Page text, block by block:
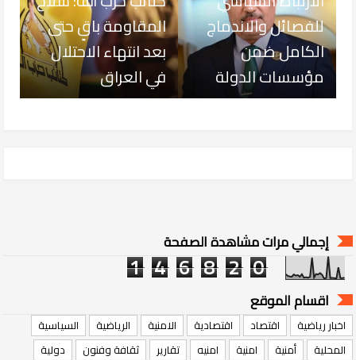
للفصائل والاندماج
الكامل ضمن
مؤسسات الدولة
المقاومة باقٍ حتى
بعد انتهاء الاحتلال
في العراق
إجمالي مرات مشاهدة الصفحة
1 4 6 8 2 0
اقسام الموقع
اخبار رياضية اقتصاد اقتصادية الامنية الرياضية
السياسية
المحلية
أمنية امنية امنيه تقارير ثقافة وفنون
دولية